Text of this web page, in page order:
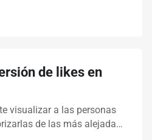
de likes en
visualizar a las personas
de las más alejada…